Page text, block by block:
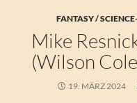
FANTASY /
Mike
(Wilson
19. MÄRZ 2024